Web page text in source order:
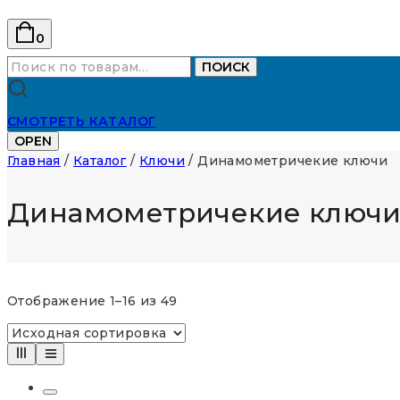
0
Искать:
ПОИСК
СМОТРЕТЬ КАТАЛОГ
OPEN
Главная / Каталог / Ключи / Динамометричекие ключи
Динамометричекие
Отображение 1–16 из 49